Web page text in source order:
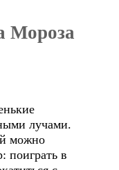
Мороза
лучами.
можно
поиграть в